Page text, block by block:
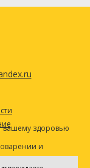
вашему здоровью
и